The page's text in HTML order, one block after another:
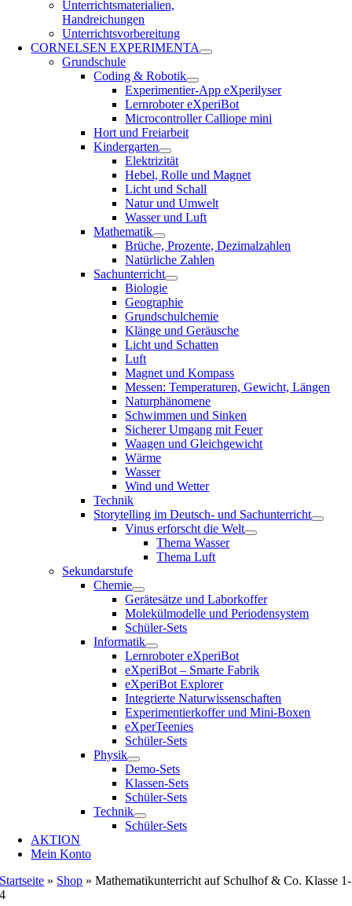
Unterrichtsmaterialien,
Handreichungen
Unterrichtsvorbereitung
CORNELSEN EXPERIMENTA
Grundschule
Coding & Robotik
Experimentier-App eXperilyser
Lernroboter eXperiBot
Microcontroller Calliope mini
Hort und Freiarbeit
Kindergarten
Elektrizität
Hebel, Rolle und Magnet
Licht und Schall
Natur und Umwelt
Wasser und Luft
Mathematik
Brüche, Prozente, Dezimalzahlen
Natürliche Zahlen
Sachunterricht
Biologie
Geographie
Grundschulchemie
Klänge und Geräusche
Licht und Schatten
Luft
Magnet und Kompass
Messen: Temperaturen, Gewicht, Längen
Naturphänomene
Schwimmen und Sinken
Sicherer Umgang mit Feuer
Waagen und Gleichgewicht
Wärme
Wasser
Wind und Wetter
Technik
Storytelling im Deutsch- und Sachunterricht
Vinus erforscht die Welt
Thema Wasser
Thema Luft
Sekundarstufe
Chemie
Gerätesätze und Laborkoffer
Molekülmodelle und Periodensystem
Schüler-Sets
Informatik
Lernroboter eXperiBot
eXperiBot – Smarte Fabrik
eXperiBot Explorer
Integrierte Naturwissenschaften
Experimentierkoffer und Mini-Boxen
eXperTeenies
Schüler-Sets
Physik
Demo-Sets
Klassen-Sets
Schüler-Sets
Technik
Schüler-Sets
AKTION
Mein Konto
Startseite » Shop »Mathematikunterricht auf Schulhof & Co. Klasse 1-
4